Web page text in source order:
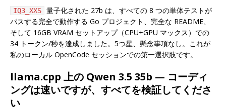
IQ3_XXS
量子化された 27b は、すべての 8 つの単体テストが
パスする完全で動作する Go プロジェクト、完全な README、
そして 16GB VRAM セットアップ（CPU+GPU マックス）での
34 トークン/秒を達成しました。5つ星、懸念事項なし。これが
私のローカル OpenCode セッションでの第一選択肢です。
llama.cpp 上の Qwen 3.5 35b — コーディ
ングは速いですが、すべてを検証してくださ
い